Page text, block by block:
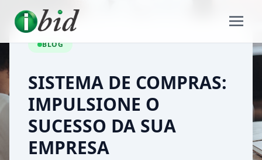
BLOG
SISTEMA DE COMPRAS:
IMPULSIONE O
SUCESSO DA SUA
EMPRESA